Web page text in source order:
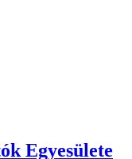
Egyesülete